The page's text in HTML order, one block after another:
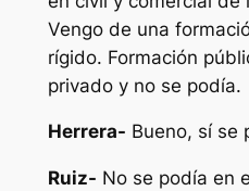
Vengo de una
rígido. Formación
privado y no se podía.
Herrera- Bueno, sí se
Ruiz- No se podía en